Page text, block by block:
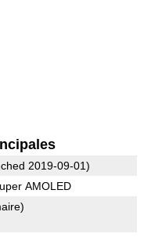
2019-09-01)
AMOLED